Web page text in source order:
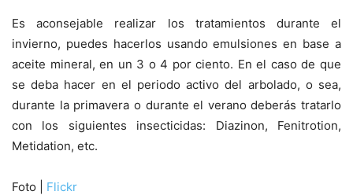
Es aconsejable realizar los tratamientos durante el
invierno, puedes hacerlos usando emulsiones en base a
aceite mineral, en un 3 o 4 por ciento. En el caso de que
se deba hacer en el periodo activo del arbolado, o sea,
durante la primavera o durante el verano deberás tratarlo
con los siguientes insecticidas: Diazinon, Fenitrotion,
Metidation, etc.
Foto | Flickr